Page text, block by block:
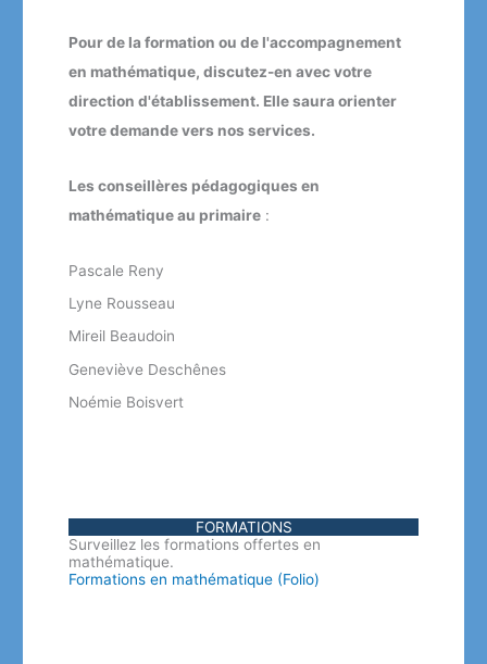
Pour de la formation ou de l'accompagnement
en mathématique, discutez-en avec votre
direction d'établissement. Elle saura orienter
votre demande vers nos services.
Les conseillères pédagogiques en
mathématique au primaire :
Pascale Reny
Lyne Rousseau
Mireil Beaudoin
Geneviève Deschênes
Noémie Boisvert
FORMATIONS
Surveillez les formations offertes en
mathématique.
Formations en mathématique (Folio)